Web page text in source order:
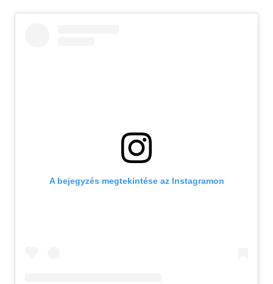
A bejegyzés megtekintése az Instagramon